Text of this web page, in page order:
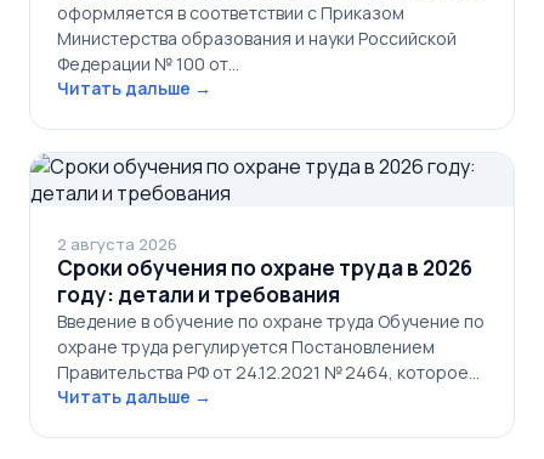
оформляется в соответствии с Приказом
Министерства образования и науки Российской
Федерации № 100 от…
Читать дальше →
2 августа 2026
Сроки обучения по охране труда в 2026
году: детали и требования
Введение в обучение по охране труда Обучение по
охране труда регулируется Постановлением
Правительства РФ от 24.12.2021 № 2464, которое…
Читать дальше →